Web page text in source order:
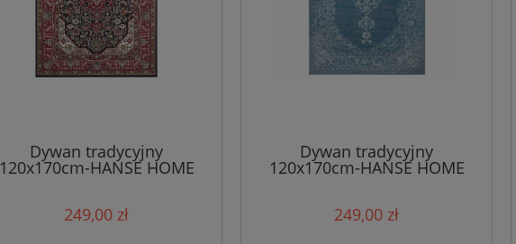
Dywan tradycyjny
120x170cm-HANSE HOME
249,00 zł
Dywan tradycyjny
120x170cm-HANSE HOME
249,00 zł